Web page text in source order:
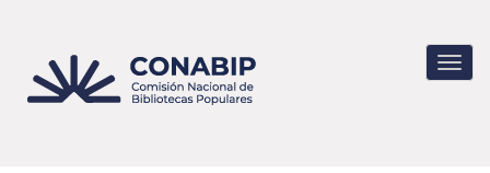
contenido
principal